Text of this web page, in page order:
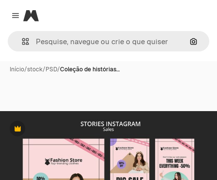
Close menu
Magnific
Início/stock/PSD/Coleção de histórias…
Premium